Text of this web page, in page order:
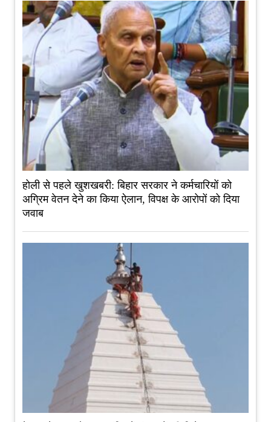
होली से पहले खुशखबरी: बिहार सरकार ने कर्मचारियों को
अग्रिम वेतन देने का किया ऐलान, विपक्ष के आरोपों को दिया
जवाब